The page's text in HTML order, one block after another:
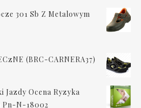
301 Sb Z Metalowym
(BRC-CARNERA37)
Ocena Ryzyka
Pn-N-18002